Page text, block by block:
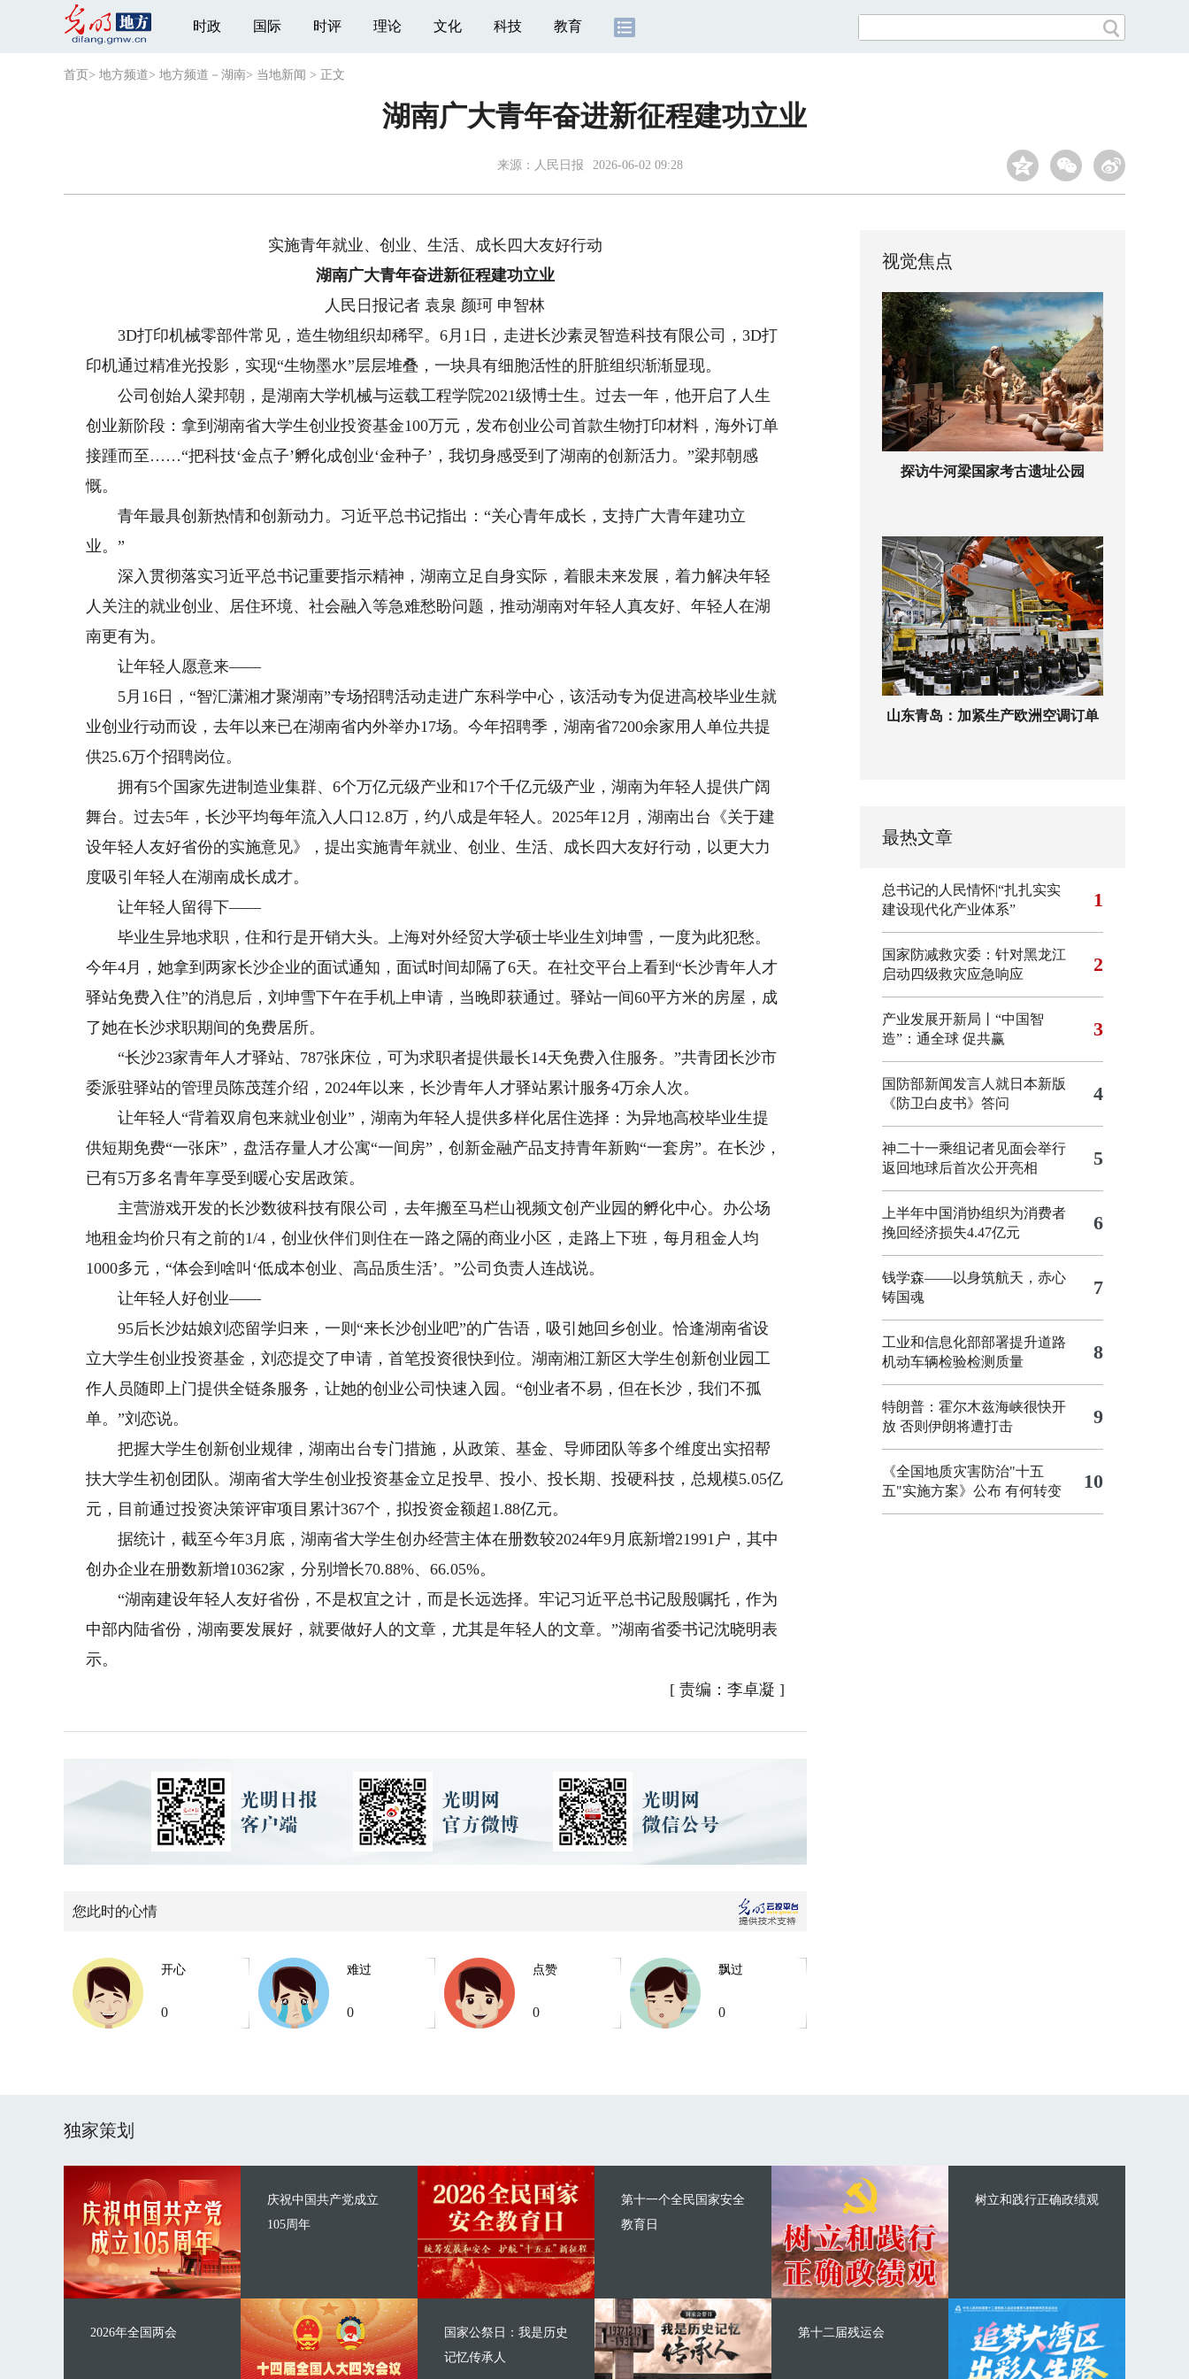
时政 国际 时评 理论 文化 科技 教育
首页 > 地方频道> 地方频道－湖南> 当地新闻 > 正文
湖南广大青年奋进新征程建功立业
来源： 人民日报 2026-06-02 09:28
实施青年就业、创业、生活、成长四大友好行动
湖南广大青年奋进新征程建功立业
人民日报记者 袁泉 颜珂 申智林
3D打印机械零部件常见，造生物组织却稀罕。6月1日，走进长沙素灵智造科技有限公司，3D打
印机通过精准光投影，实现“生物墨水”层层堆叠，一块具有细胞活性的肝脏组织渐渐显现。
公司创始人梁邦朝，是湖南大学机械与运载工程学院2021级博士生。过去一年，他开启了人生
创业新阶段：拿到湖南省大学生创业投资基金100万元，发布创业公司首款生物打印材料，海外订单
接踵而至……“把科技‘金点子’孵化成创业‘金种子’，我切身感受到了湖南的创新活力。”梁邦朝感
慨。
青年最具创新热情和创新动力。习近平总书记指出：“关心青年成长，支持广大青年建功立
业。”
深入贯彻落实习近平总书记重要指示精神，湖南立足自身实际，着眼未来发展，着力解决年轻
人关注的就业创业、居住环境、社会融入等急难愁盼问题，推动湖南对年轻人真友好、年轻人在湖
南更有为。
让年轻人愿意来——
5月16日，“智汇潇湘才聚湖南”专场招聘活动走进广东科学中心，该活动专为促进高校毕业生就
业创业行动而设，去年以来已在湖南省内外举办17场。今年招聘季，湖南省7200余家用人单位共提
供25.6万个招聘岗位。
拥有5个国家先进制造业集群、6个万亿元级产业和17个千亿元级产业，湖南为年轻人提供广阔
舞台。过去5年，长沙平均每年流入人口12.8万，约八成是年轻人。2025年12月，湖南出台《关于建
设年轻人友好省份的实施意见》，提出实施青年就业、创业、生活、成长四大友好行动，以更大力
度吸引年轻人在湖南成长成才。
让年轻人留得下——
毕业生异地求职，住和行是开销大头。上海对外经贸大学硕士毕业生刘坤雪，一度为此犯愁。
今年4月，她拿到两家长沙企业的面试通知，面试时间却隔了6天。在社交平台上看到“长沙青年人才
驿站免费入住”的消息后，刘坤雪下午在手机上申请，当晚即获通过。驿站一间60平方米的房屋，成
了她在长沙求职期间的免费居所。
“长沙23家青年人才驿站、787张床位，可为求职者提供最长14天免费入住服务。”共青团长沙市
委派驻驿站的管理员陈茂莲介绍，2024年以来，长沙青年人才驿站累计服务4万余人次。
让年轻人“背着双肩包来就业创业”，湖南为年轻人提供多样化居住选择：为异地高校毕业生提
供短期免费“一张床”，盘活存量人才公寓“一间房”，创新金融产品支持青年新购“一套房”。在长沙，
已有5万多名青年享受到暖心安居政策。
主营游戏开发的长沙数彼科技有限公司，去年搬至马栏山视频文创产业园的孵化中心。办公场
地租金均价只有之前的1/4，创业伙伴们则住在一路之隔的商业小区，走路上下班，每月租金人均
1000多元，“体会到啥叫‘低成本创业、高品质生活’。”公司负责人连战说。
让年轻人好创业——
95后长沙姑娘刘恋留学归来，一则“来长沙创业吧”的广告语，吸引她回乡创业。恰逢湖南省设
立大学生创业投资基金，刘恋提交了申请，首笔投资很快到位。湖南湘江新区大学生创新创业园工
作人员随即上门提供全链条服务，让她的创业公司快速入园。“创业者不易，但在长沙，我们不孤
单。”刘恋说。
把握大学生创新创业规律，湖南出台专门措施，从政策、基金、导师团队等多个维度出实招帮
扶大学生初创团队。湖南省大学生创业投资基金立足投早、投小、投长期、投硬科技，总规模5.05亿
元，目前通过投资决策评审项目累计367个，拟投资金额超1.88亿元。
据统计，截至今年3月底，湖南省大学生创办经营主体在册数较2024年9月底新增21991户，其中
创办企业在册数新增10362家，分别增长70.88%、66.05%。
“湖南建设年轻人友好省份，不是权宜之计，而是长远选择。牢记习近平总书记殷殷嘱托，作为
中部内陆省份，湖南要发展好，就要做好人的文章，尤其是年轻人的文章。”湖南省委书记沈晓明表
示。
[ 责编：李卓凝 ]
您此时的心情
开心
0
难过
0
点赞
0
飘过
0
视觉焦点
探访牛河梁国家考古遗址公园
山东青岛：加紧生产欧洲空调订单
最热文章
总书记的人民情怀|“扎扎实实
建设现代化产业体系”
1
国家防减救灾委：针对黑龙江
启动四级救灾应急响应
2
产业发展开新局丨“中国智
造”：通全球 促共赢
3
国防部新闻发言人就日本新版
《防卫白皮书》答问
4
神二十一乘组记者见面会举行
返回地球后首次公开亮相
5
上半年中国消协组织为消费者
挽回经济损失4.47亿元
6
钱学森——以身筑航天，赤心
铸国魂
7
工业和信息化部部署提升道路
机动车辆检验检测质量
8
特朗普：霍尔木兹海峡很快开
放 否则伊朗将遭打击
9
《全国地质灾害防治"十五
五"实施方案》公布 有何转变
10
独家策划
庆祝中国共产党成立
105周年
2026年全国两会
第十一个全民国家安全
教育日
国家公祭日：我是历史
记忆传承人
树立和践行正确政绩观
第十二届残运会